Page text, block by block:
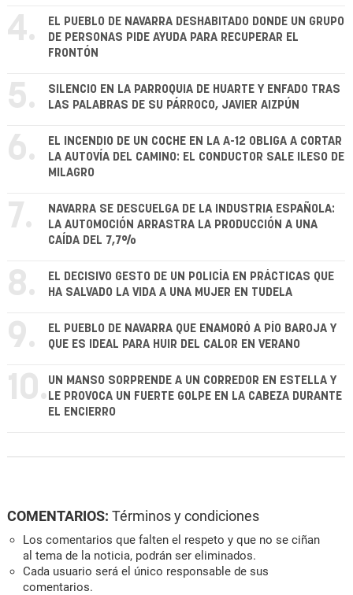
4.
EL PUEBLO DE NAVARRA DESHABITADO DONDE UN GRUPO
DE PERSONAS PIDE AYUDA PARA RECUPERAR EL
FRONTÓN
5.
SILENCIO EN LA PARROQUIA DE HUARTE Y ENFADO TRAS
LAS PALABRAS DE SU PÁRROCO, JAVIER AIZPÚN
6.
EL INCENDIO DE UN COCHE EN LA A-12 OBLIGA A CORTAR
LA AUTOVÍA DEL CAMINO: EL CONDUCTOR SALE ILESO DE
MILAGRO
7.
NAVARRA SE DESCUELGA DE LA INDUSTRIA ESPAÑOLA:
LA AUTOMOCIÓN ARRASTRA LA PRODUCCIÓN A UNA
CAÍDA DEL 7,7%
8.
EL DECISIVO GESTO DE UN POLICÍA EN PRÁCTICAS QUE
HA SALVADO LA VIDA A UNA MUJER EN TUDELA
9.
EL PUEBLO DE NAVARRA QUE ENAMORÓ A PÍO BAROJA Y
QUE ES IDEAL PARA HUIR DEL CALOR EN VERANO
10. UN MANSO SORPRENDE A UN CORREDOR EN ESTELLA Y
LE PROVOCA UN FUERTE GOLPE EN LA CABEZA DURANTE
EL ENCIERRO
COMENTARIOS: Términos y condiciones
Los comentarios que falten el respeto y que no se ciñan
al tema de la noticia, podrán ser eliminados.
Cada usuario será el único responsable de sus
comentarios.